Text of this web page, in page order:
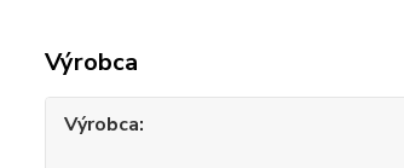
Výrobca
Výrobca